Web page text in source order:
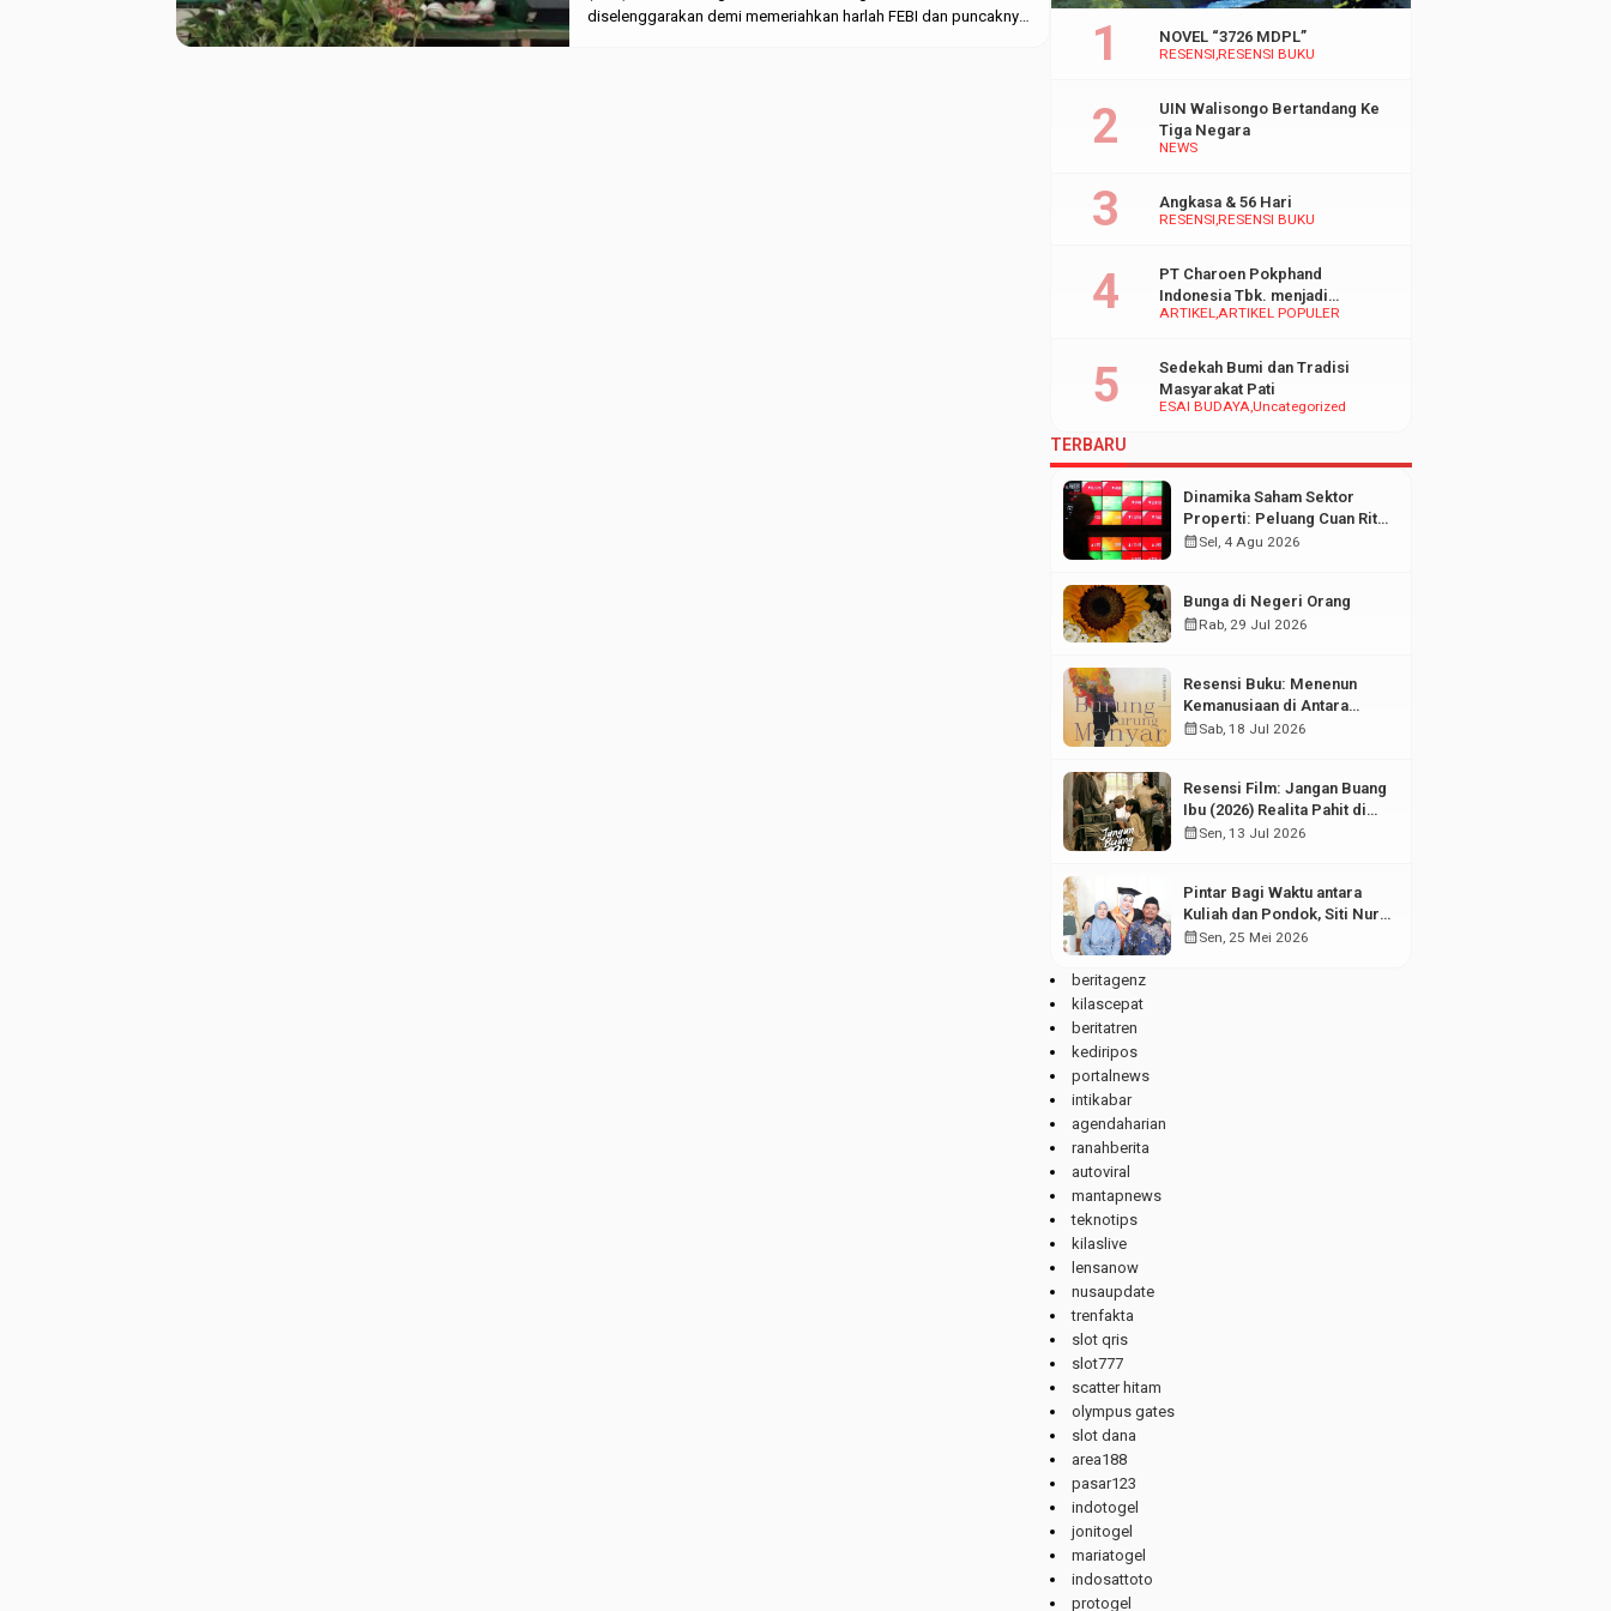
diselenggarakan demi memeriahkan harlah FEBI dan puncaknya
RESENSI RESENSI BUKU
NOVEL “3726 MDPL”
NEWS
UIN Walisongo Bertandang Ke
Tiga Negara
RESENSI RESENSI BUKU
Angkasa & 56 Hari
ARTIKELARTIKEL POPULER
PT Charoen Pokphand
Indonesia Tbk. menjadi
inspirasi Bagi UMKM di
ESAI BUDAYAUncategorized
Sedekah Bumi dan Tradisi
Masyarakat Pati
TERBARU
Dinamika Saham Sektor
Properti: Peluang Cuan Ritel
di Tengah Fluktuasi Pasar
calendar_monthSel, 4 Agu 2026
Bunga di Negeri Orang
calendar_monthRab, 29 Jul 2026
Resensi Buku: Menenun
Kemanusiaan di Antara
Puing Sejarah
calendar_monthSab, 18 Jul 2026
Resensi Film: Jangan Buang
Ibu (2026) Realita Pahit di
Balik Kesuksesan Anak
calendar_monthSen, 13 Jul 2026
Pintar Bagi Waktu antara
Kuliah dan Pondok, Siti Nur
Aisyah Sabet Gelar
calendar_monthSen, 25 Mei 2026
beritagenz
kilascepat
beritatren
kediripos
portalnews
intikabar
agendaharian
ranahberita
autoviral
mantapnews
teknotips
kilaslive
lensanow
nusaupdate
trenfakta
slot qris
slot777
scatter hitam
olympus gates
slot dana
area188
pasar123
indotogel
jonitogel
mariatogel
indosattoto
protogel